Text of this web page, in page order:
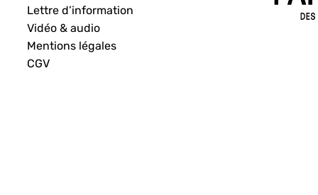
Lettre d’information
Vidéo & audio
Mentions légales
CGV